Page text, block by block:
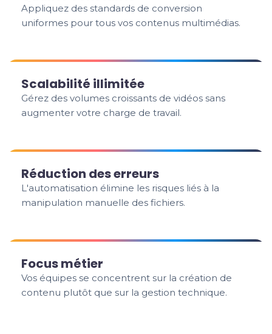
Appliquez des standards de conversion
uniformes pour tous vos contenus multimédias.
Scalabilité illimitée
Gérez des volumes croissants de vidéos sans
augmenter votre charge de travail.
Réduction des erreurs
L'automatisation élimine les risques liés à la
manipulation manuelle des fichiers.
Focus métier
Vos équipes se concentrent sur la création de
contenu plutôt que sur la gestion technique.